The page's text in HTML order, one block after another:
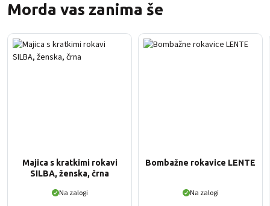
Morda vas zanima še
Majica s kratkimi rokavi
SILBA, ženska, črna
Na zalogi
Bombažne rokavice LENTE
Na zalogi